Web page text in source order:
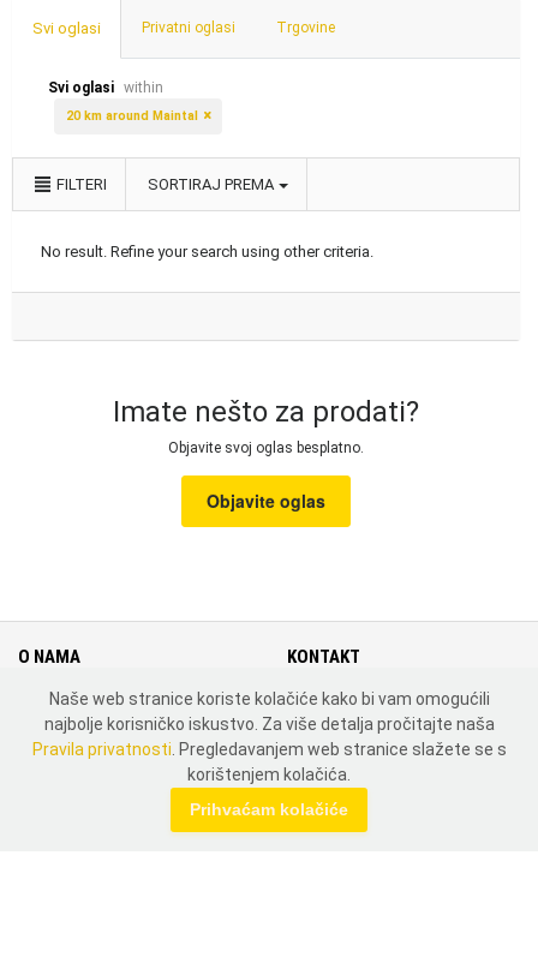
Svi oglasi Privatni oglasi Trgovine
Svi oglasi within
20 km around Maintal
FILTERI SORTIRAJ PREMA
No result. Refine your search using other criteria.
Imate nešto za prodati?
Objavite svoj oglas besplatno.
Objavite oglas
O NAMA
Cjenik
Uvjeti i pravila korištenja
Pravila privatnosti
KONTAKT
Kontakt
Mapa weba
Zemlje
Naše web stranice koriste kolačiće kako bi vam omogućili
najbolje korisničko iskustvo. Za više detalja pročitajte naša
Pravila privatnosti . Pregledavanjem web stranice slažete se s
korištenjem kolačića.
Prihvaćam kolačiće